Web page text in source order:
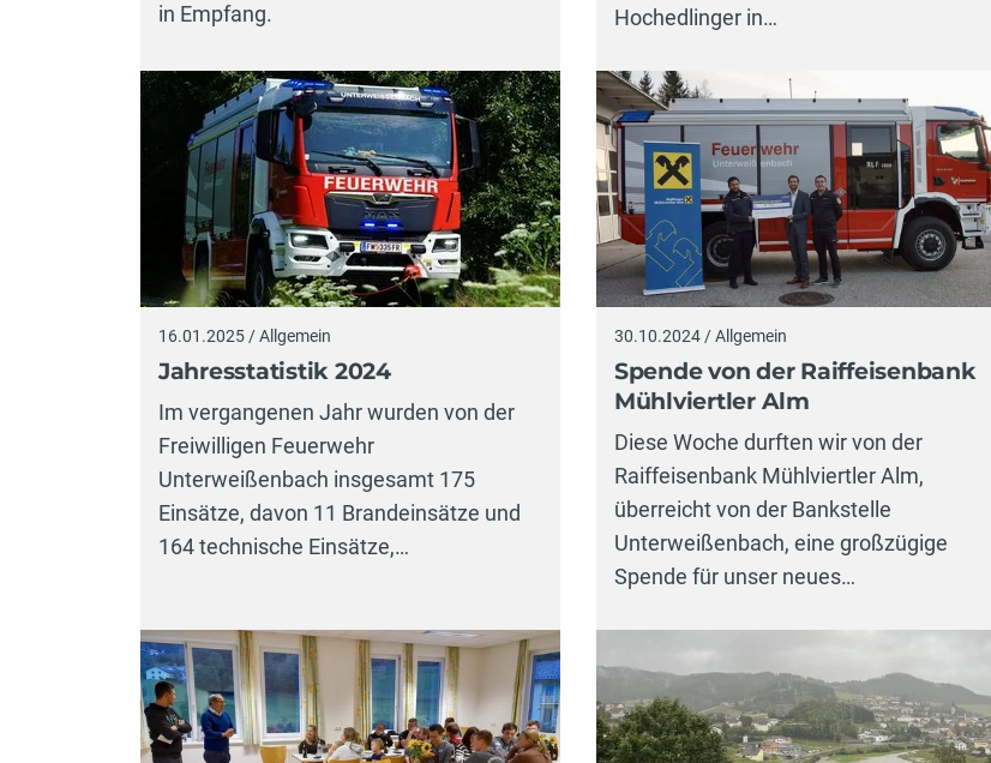
in Empfang.
Hochedlinger in…
16.01.2025 / Allgemein
Jahresstatistik 2024
Im vergangenen Jahr wurden von der
Freiwilligen Feuerwehr
Unterweißenbach insgesamt 175
Einsätze, davon 11 Brandeinsätze und
164 technische Einsätze,…
30.10.2024 / Allgemein
Spende von der Raiffeisenbank
Mühlviertler Alm
Diese Woche durften wir von der
Raiffeisenbank Mühlviertler Alm,
überreicht von der Bankstelle
Unterweißenbach, eine großzügige
Spende für unser neues…